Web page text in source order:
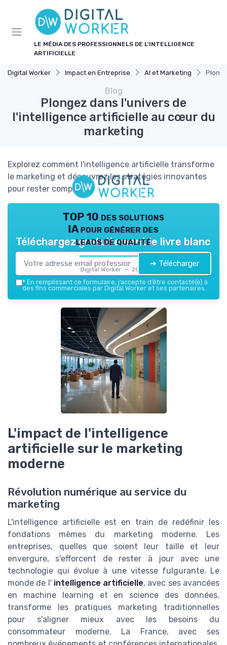
LE MÉDIA DES PROFESSIONNELS DE L'INTELLIGENCE
ARTIFICIELLE
Digital Worker Impact en Entreprise AI et Marketing
Blog
Plongez dans l'univers de
l'intelligence artificielle au cœur du
marketing
Explorez comment l'intelligence artificielle transforme
le marketing et découvrez les stratégies innovantes
pour rester compétitif.
TOP 10 des solutions
IA pour générer des
leads de qualité
Digital Worker — 2026
Téléchargez gratuitement le livre blanc
➔ Télécharger
* En remplissant ce formulaire, j’accepte d’être contacté(e) à
des fins commerciales par Digital Worker et ses partenaires.
L'impact de l'intelligence
artificielle sur le marketing
moderne
Révolution numérique au service du
marketing
L'intelligence artificielle est en train de redéfinir les
fondations mêmes du marketing moderne. Les
entreprises, quelles que soient leur taille et leur
envergure, s'efforcent de rester à jour avec une
technologie qui évolue à une vitesse fulgurante. Le
monde de l' intelligence artificielle, avec ses avancées
en machine learning et en science des données,
transforme les pratiques marketing traditionnelles
pour s'aligner mieux avec les besoins du
consommateur moderne. La France, avec ses